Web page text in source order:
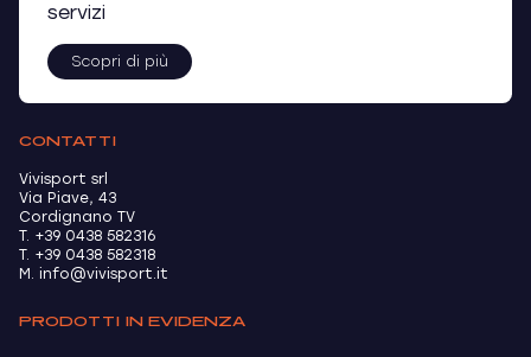
servizi
Scopri di più
CONTATTI
Vivisport srl
Via Piave, 43
Cordignano TV
T. +39 0438 582316
T. +39 0438 582318
M. info@vivisport.it
PRODOTTI IN EVIDENZA